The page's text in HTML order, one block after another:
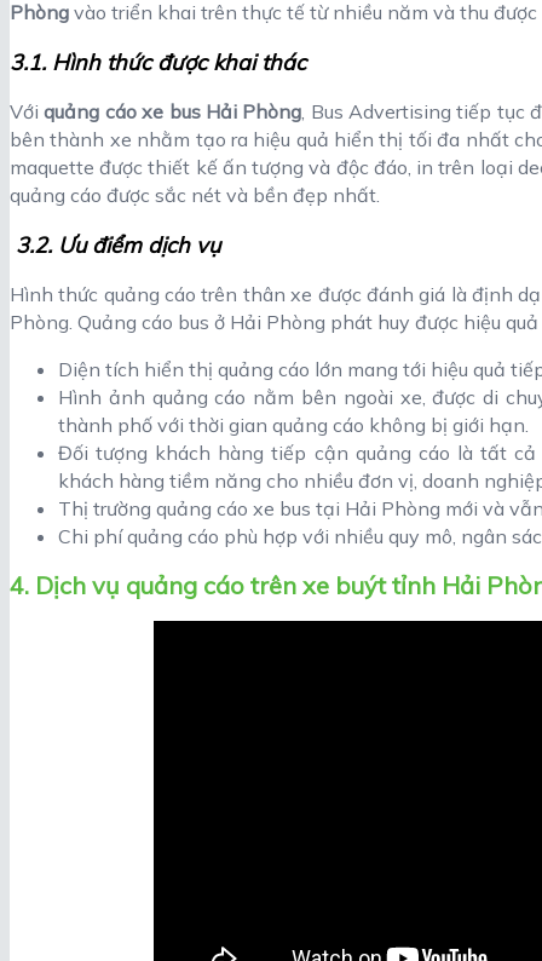
Phòng vào triển khai trên thực tế từ nhiều năm và thu
3.1. Hình thức được khai thác
Vớiquảng cáo xe bus Hải Phòng, Bus Advertising tiếp tục
bên thành xe nhằm tạo ra hiệu quả hiển thị tối đa nhất
maquette được thiết kế ấn tượng và độc đáo, in trên loại
quảng cáo được sắc nét và bền đẹp nhất.
3.2. Ưu điểm dịch vụ
Hình thức quảng cáo trên thân xe được đánh giá là định
Phòng. Quảng cáo bus ở Hải Phòng phát huy được hiệu
Diện tích hiển thị quảng cáo lớn mang tới hiệu quả
Hình ảnh quảng cáo nằm bên ngoài xe, được di
thành phố với thời gian quảng cáo không bị giới hạn.
Đối tượng khách hàng tiếp cận quảng cáo là tất
khách hàng tiềm năng cho nhiều đơn vị, doanh
Thị trường quảng cáo xe bus tại Hải Phòng mới và
Chi phí quảng cáo phù hợp với nhiều quy mô, ngân
4. Dịch vụ quảng cáo trên xe buýt tỉnh Hải